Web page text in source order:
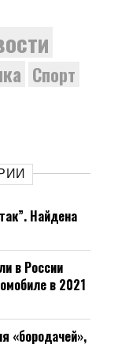
Спорт
Найдена
в России
в 2021
«бородачей»,